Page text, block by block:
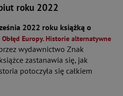
roku 2022
2022 roku książką o
Obłęd Europy. Historie alternatywne
wydawnictwo Znak
zastanawia się, jak
potoczyła się całkiem